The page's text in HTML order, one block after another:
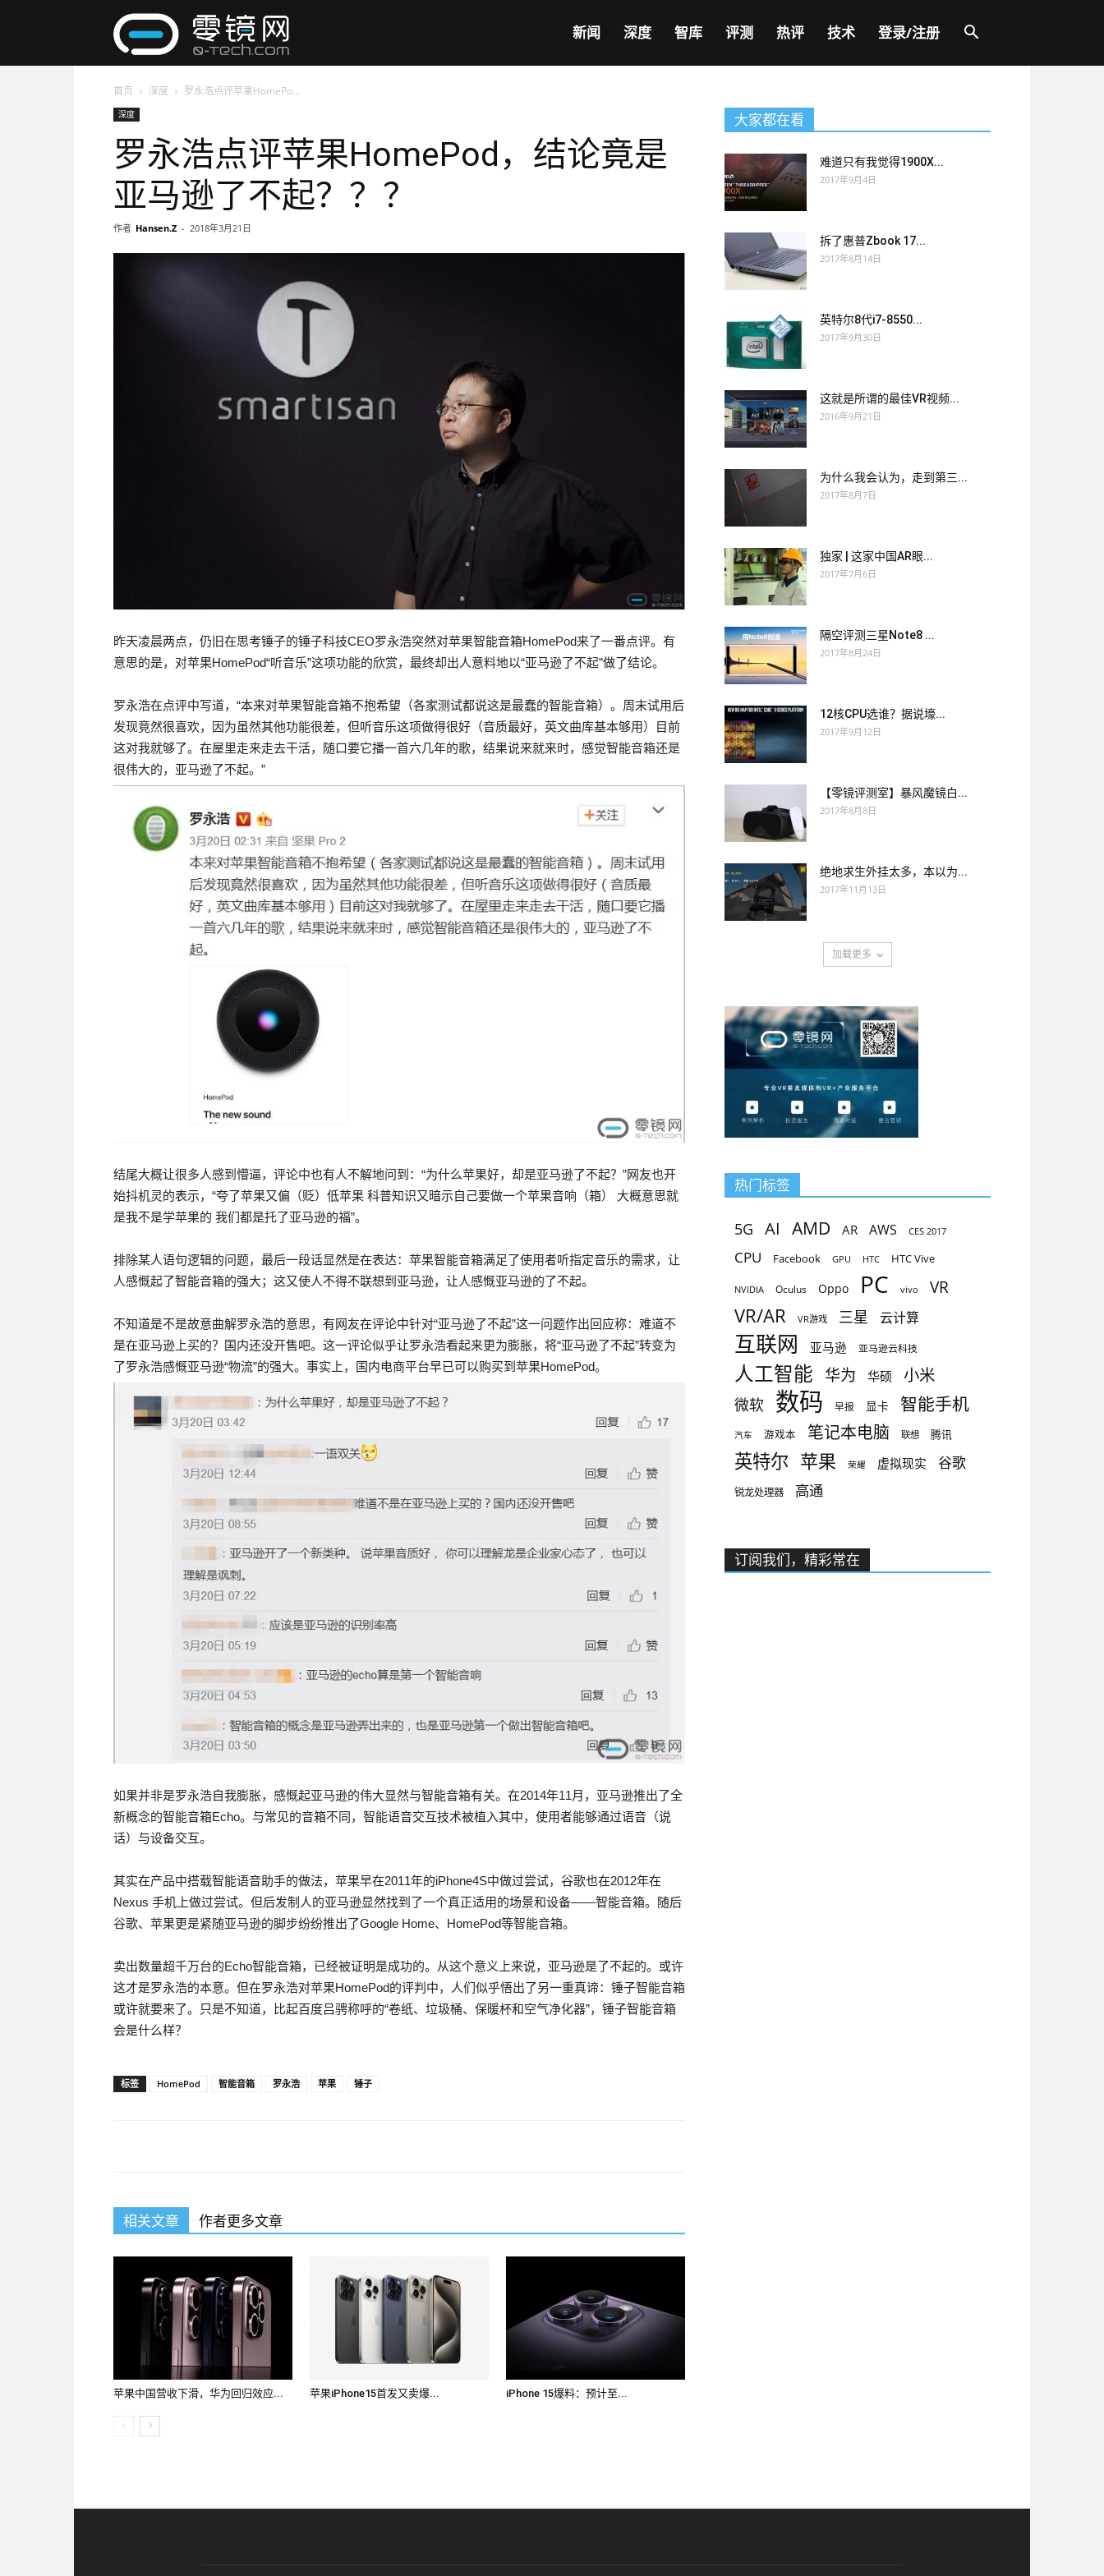
镜
网
新闻 深度 智库 评测 热评 技术 登录/注册
首页 深度 罗永浩点评苹果HomePo...
深度
罗永浩点评苹果HomePod，结论竟是
亚马逊了不起？？？
作者 Hansen.Z - 2018年3月21日
昨天凌晨两点，仍旧在思考锤子的锤子科技CEO罗永浩突然对苹果智能音箱HomePod来了一番点评。有
意思的是，对苹果HomePod“听音乐”这项功能的欣赏，最终却出人意料地以“亚马逊了不起”做了结论。
罗永浩在点评中写道，“本来对苹果智能音箱不抱希望（各家测试都说这是最蠢的智能音箱）。周末试用后
发现竟然很喜欢，因为虽然其他功能很差，但听音乐这项做得很好（音质最好，英文曲库基本够用）目前
这对我就够了。在屋里走来走去干活，随口要它播一首六几年的歌，结果说来就来时，感觉智能音箱还是
很伟大的，亚马逊了不起。”
结尾大概让很多人感到懵逼，评论中也有人不解地问到：“为什么苹果好，却是亚马逊了不起？”网友也开
始抖机灵的表示，“夸了苹果又偏（贬）低苹果 科普知识又暗示自己要做一个苹果音响（箱） 大概意思就
是我不是学苹果的 我们都是托了亚马逊的福”。
排除某人语句逻辑的问题，最后一段话显然是在表达：苹果智能音箱满足了使用者听指定音乐的需求，让
人感慨起了智能音箱的强大；这又使人不得不联想到亚马逊，让人感慨亚马逊的了不起。
不知道是不是故意曲解罗永浩的意思，有网友在评论中针对“亚马逊了不起”这一问题作出回应称：难道不
是在亚马逊上买的？国内还没开售吧。这一评论似乎让罗永浩看起来更为膨胀，将“亚马逊了不起”转变为
了罗永浩感慨亚马逊“物流”的强大。事实上，国内电商平台早已可以购买到苹果HomePod。
如果并非是罗永浩自我膨胀，感慨起亚马逊的伟大显然与智能音箱有关。在2014年11月，亚马逊推出了全
新概念的智能音箱Echo。与常见的音箱不同，智能语音交互技术被植入其中，使用者能够通过语音（说
话）与设备交互。
其实在产品中搭载智能语音助手的做法，苹果早在2011年的iPhone4S中做过尝试，谷歌也在2012年在
Nexus 手机上做过尝试。但后发制人的亚马逊显然找到了一个真正适用的场景和设备——智能音箱。随后
谷歌、苹果更是紧随亚马逊的脚步纷纷推出了Google Home、HomePod等智能音箱。
卖出数量超千万台的Echo智能音箱，已经被证明是成功的。从这个意义上来说，亚马逊是了不起的。或许
这才是罗永浩的本意。但在罗永浩对苹果HomePod的评判中，人们似乎悟出了另一重真谛：锤子智能音箱
或许就要来了。只是不知道，比起百度吕骋称呼的“卷纸、垃圾桶、保暖杯和空气净化器”，锤子智能音箱
会是什么样？
标签 HomePod 智能音箱 罗永浩 苹果 锤子
相关文章 作者更多文章
苹果中国营收下滑，华为回归效应... 苹果iPhone15首发又卖爆... iPhone 15爆料：预计至...
大家都在看
难道只有我觉得1900X...
2017年9月4日
拆了惠普Zbook 17...
2017年8月14日
英特尔8代i7-8550...
2017年9月30日
这就是所谓的最佳VR视频...
2016年9月21日
为什么我会认为，走到第三...
2017年8月7日
独家 | 这家中国AR眼...
2017年7月6日
隔空评测三星Note8 ...
2017年8月24日
12核CPU选谁？据说壕...
2017年9月12日
【零镜评测室】暴风魔镜白...
2017年8月8日
绝地求生外挂太多，本以为...
2017年11月13日
加载更多
热门标签
5G AI AMD AR AWS CES 2017
CPU Facebook GPU HTC HTC Vive
NVIDIA Oculus Oppo PC vivo VR
VR/AR VR游戏 三星 云计算
互联网 亚马逊 亚马逊云科技
人工智能 华为 华硕 小米
微软 数码 早报 显卡 智能手机
汽车 游戏本 笔记本电脑 联想 腾讯
英特尔 苹果 荣耀 虚拟现实 谷歌
锐龙处理器 高通
订阅我们，精彩常在